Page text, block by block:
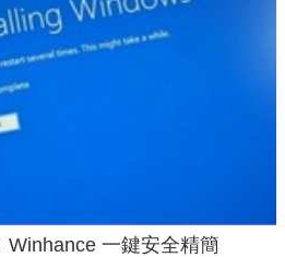
Winhance 一鍵安全精簡